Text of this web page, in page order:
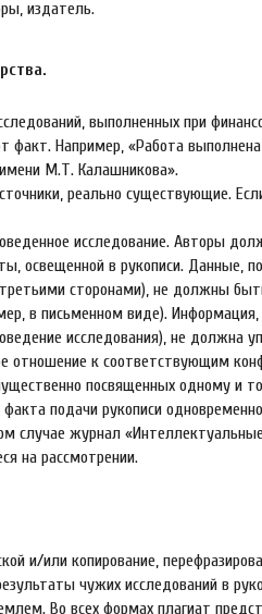
издатель.
выполненных при
факт. Например, «Работа
М.Т. Калашникова».
реально существующие.
исследование. Авторы
освещенной в рукописи. Данные,
сторонами), не должны
в письменном виде).
исследования), не должна
отношение к соответствующим
посвященных одному и
подачи рукописи
случае журнал
на рассмотрении.
и/или копирование,
чужих исследований в
Во всех формах плагиат